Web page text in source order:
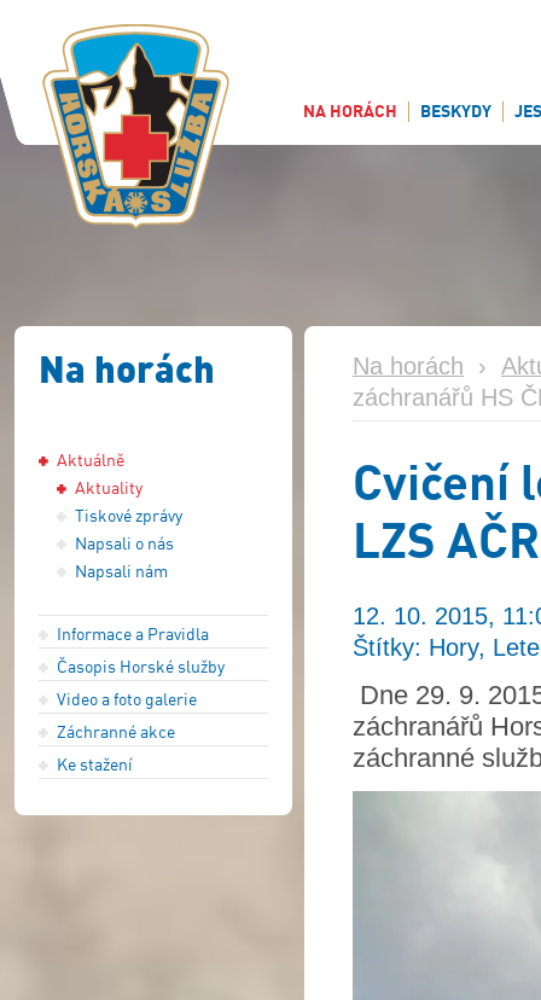
NA HORÁCH BESKYDY
Na horách
Aktuálně
Aktuality
Tiskové zprávy
Napsali o nás
Napsali nám
Informace a Pravidla
Časopis Horské služby
Video a foto galerie
Záchranné akce
Ke stažení
Na horách ›
záchranářů HS
Cvičení
LZS
12. 10. 2015,
Štítky: Hory,
Dne 29. 9.
záchranářů
záchranné